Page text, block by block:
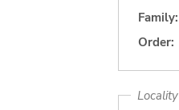
Family:
Order:
Locality